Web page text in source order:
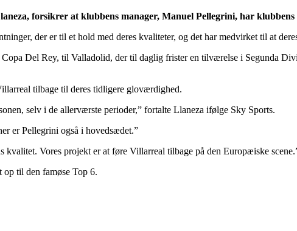
forsikrer at klubbens manager, Manuel Pellegrini, har klubbens
der er til et hold med deres kvaliteter, og det har medvirket til at
Del Rey, til Valladolid, der til daglig frister en tilværelse i Segunda
tilbage til deres tidligere gloværdighed.
selv i de allerværste perioder,” fortalte Llaneza ifølge Sky Sports.
er Pellegrini også i hovedsædet.”
Vores projekt er at føre Villarreal tilbage på den Europæiske
til den famøse Top 6.